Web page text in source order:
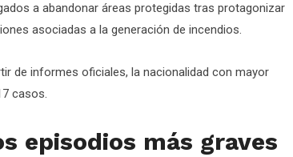
a abandonar áreas protegidas tras protagonizar
asociadas a la generación de incendios.
de informes oficiales, la nacionalidad con mayor
casos.
episodios más graves